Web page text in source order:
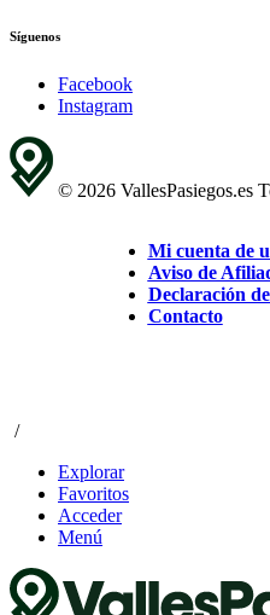
Síguenos
Facebook
Instagram
© 2026 VallesPasiegos.es
Mi cuenta de
Aviso de
Declaración
Contacto
/
Explorar
Favoritos
Acceder
Menú